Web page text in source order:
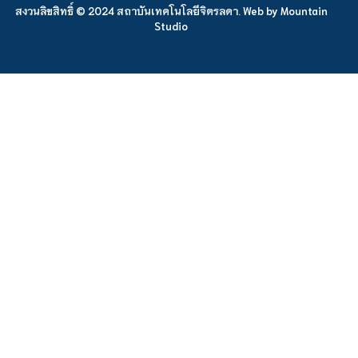
สงวนลิขสิทธิ์ © 2024 สถาบันเทคโนโลยีจิตรลดา. Web by Mountain
Studio